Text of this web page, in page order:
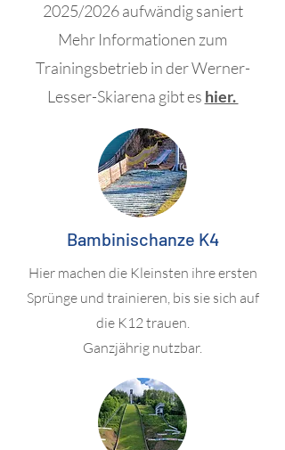
2025/2026 aufwändig saniert
Mehr Informationen zum
Trainingsbetrieb in der Werner-
Lesser-Skiarena gibt es hier.
Bambinischanze K4
Hier machen die Kleinsten ihre ersten
Sprünge und trainieren, bis sie sich auf
die K12 trauen.
Ganzjährig nutzbar.